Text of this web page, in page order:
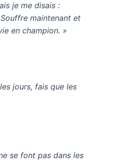
je me disais :
Souffre maintenant et
en champion. »
jours, fais que les
se font pas dans les